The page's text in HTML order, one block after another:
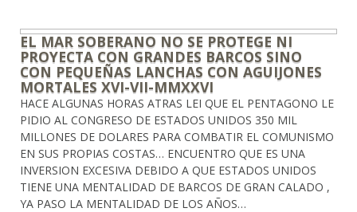
EL MAR SOBERANO NO SE PROTEGE NI
PROYECTA CON GRANDES BARCOS SINO
CON PEQUEÑAS LANCHAS CON AGUIJONES
MORTALES XVI-VII-MMXXVI
HACE ALGUNAS HORAS ATRAS LEI QUE EL PENTAGONO LE
PIDIO AL CONGRESO DE ESTADOS UNIDOS 350 MIL
MILLONES DE DOLARES PARA COMBATIR EL COMUNISMO
EN SUS PROPIAS COSTAS… ENCUENTRO QUE ES UNA
INVERSION EXCESIVA DEBIDO A QUE ESTADOS UNIDOS
TIENE UNA MENTALIDAD DE BARCOS DE GRAN CALADO ,
YA PASO LA MENTALIDAD DE LOS AÑOS…